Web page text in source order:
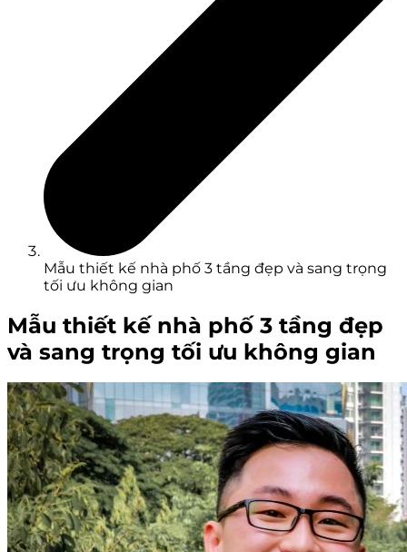
Mẫu thiết kế nhà phố 3 tầng đẹp và sang trọng
tối ưu không gian
Mẫu thiết kế nhà phố 3 tầng đẹp
và sang trọng tối ưu không gian